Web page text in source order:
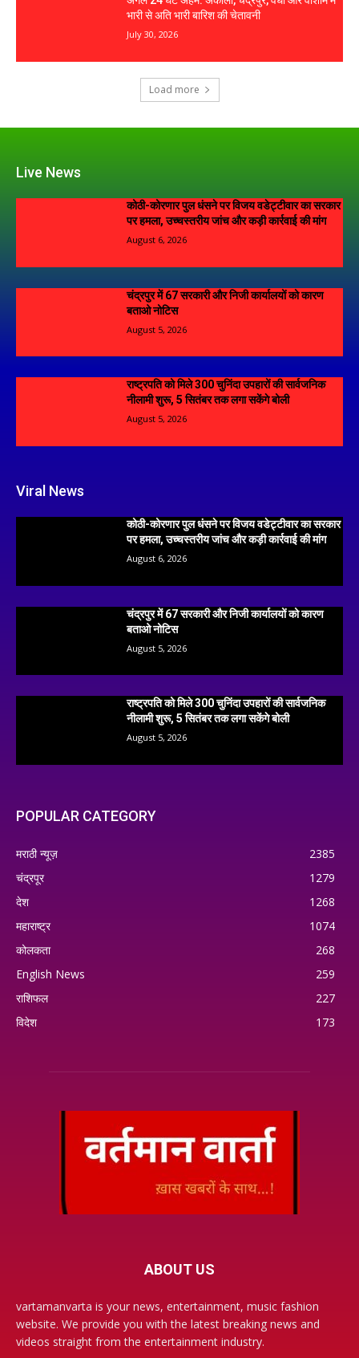
भारी से अति भारी बारिश की चेतावनी
July 30, 2026
Load more
Live News
कोठी-कोरणार पुल धंसने पर विजय वडेट्टीवार का सरकार
पर हमला, उच्चस्तरीय जांच और कड़ी कार्रवाई की मांग
August 6, 2026
चंद्रपुर में 67 सरकारी और निजी कार्यालयों को कारण
बताओ नोटिस
August 5, 2026
राष्ट्रपति को मिले 300 चुनिंदा उपहारों की सार्वजनिक
नीलामी शुरू, 5 सितंबर तक लगा सकेंगे बोली
August 5, 2026
Viral News
कोठी-कोरणार पुल धंसने पर विजय वडेट्टीवार का सरकार
पर हमला, उच्चस्तरीय जांच और कड़ी कार्रवाई की मांग
August 6, 2026
चंद्रपुर में 67 सरकारी और निजी कार्यालयों को कारण
बताओ नोटिस
August 5, 2026
राष्ट्रपति को मिले 300 चुनिंदा उपहारों की सार्वजनिक
नीलामी शुरू, 5 सितंबर तक लगा सकेंगे बोली
August 5, 2026
POPULAR CATEGORY
मराठी न्यूज़
2385
चंद्रपूर
1279
देश
1268
महाराष्ट्र
1074
कोलकता
268
English News
259
राशिफल
227
विदेश
173
ABOUT US
vartamanvarta is your news, entertainment, music fashion
website. We provide you with the latest breaking news and
videos straight from the entertainment industry.